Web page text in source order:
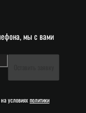
мы с вами
на условияхполитики